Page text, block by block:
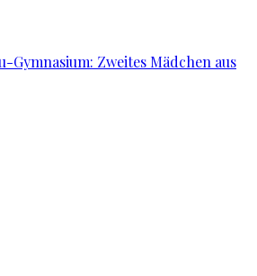
Gymnasium: Zweites Mädchen aus